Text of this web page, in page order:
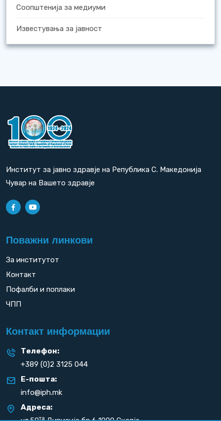
Соопштенија за медиуми
Известувања за јавност
Институт за јавно здравје на Република С. Македонија
Чувар на Вашето здравје
Поважни линкови
За институтот
Контакт
Пофалби и поплаки
ЧПП
Контакт информации
Телефон:
+389 (0)2 3125 044
Е-пошта:
info@iph.mk
Адреса:
та